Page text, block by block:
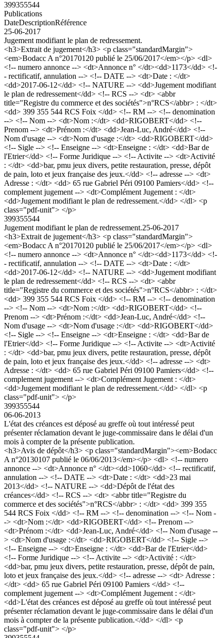
399355544
Publications
DateDescriptionRéférence
25-06-2017
Jugement modifiant le plan de redressement.
<h3>Extrait de jugement</h3> <p class="standardMargin">
<em>Bodacc A n°20170120 publié le 25/06/2017</em></p> <dl>
<!-- numero annonce --> <dt>Annonce n° </dt><dd>1173</dd> <!-
- rectificatif, annulation --> <!-- DATE --> <dt>Date : </dt>
<dd>2017-06-12</dd> <!-- NATURE --> <dd>Jugement modifiant
le plan de redressement</dd> <!-- RCS --> <dt> <abbr
title="Registre du commerce et des sociétés">n°RCS</abbr> : </dt>
<dd> 399 355 544 RCS Foix </dd> <!-- RM --> <!-- denomination
--> <!-- Nom --> <dt>Nom :</dt> <dd>RIGOBERT</dd> <!--
Prenom --> <dt>Prénom :</dt> <dd>Jean-Luc, André</dd> <!--
Nom d'usage --> <dt>Nom d'usage :</dt> <dd>RIGOBERT</dd>
<!-- Sigle --> <!-- Enseigne --> <dt>Enseigne : </dt> <dd>Bar de
l'Etrier</dd> <!-- Forme Juridique --> <!-- Activite --> <dt>Activité
: </dt> <dd>bar, pmu jeux divers, petite restauration, presse, dépôt
de pain, loto et jeux française des jeux.</dd> <!-- adresse --> <dt>
Adresse : </dt> <dd> 65 rue Gabriel Péri 09100 Pamiers</dd> <!--
complement jugement --> <dt>Complément Jugement : </dt>
<dd>Jugement modifiant le plan de redressement.</dd> </dl> <p
class="pdf-unit"> </p>
399355544
Jugement modifiant le plan de redressement.25-06-2017
<h3>Extrait de jugement</h3> <p class="standardMargin">
<em>Bodacc A n°20170120 publié le 25/06/2017</em></p> <dl>
<!-- numero annonce --> <dt>Annonce n° </dt><dd>1173</dd> <!-
- rectificatif, annulation --> <!-- DATE --> <dt>Date : </dt>
<dd>2017-06-12</dd> <!-- NATURE --> <dd>Jugement modifiant
le plan de redressement</dd> <!-- RCS --> <dt> <abbr
title="Registre du commerce et des sociétés">n°RCS</abbr> : </dt>
<dd> 399 355 544 RCS Foix </dd> <!-- RM --> <!-- denomination
--> <!-- Nom --> <dt>Nom :</dt> <dd>RIGOBERT</dd> <!--
Prenom --> <dt>Prénom :</dt> <dd>Jean-Luc, André</dd> <!--
Nom d'usage --> <dt>Nom d'usage :</dt> <dd>RIGOBERT</dd>
<!-- Sigle --> <!-- Enseigne --> <dt>Enseigne : </dt> <dd>Bar de
l'Etrier</dd> <!-- Forme Juridique --> <!-- Activite --> <dt>Activité
: </dt> <dd>bar, pmu jeux divers, petite restauration, presse, dépôt
de pain, loto et jeux française des jeux.</dd> <!-- adresse --> <dt>
Adresse : </dt> <dd> 65 rue Gabriel Péri 09100 Pamiers</dd> <!--
complement jugement --> <dt>Complément Jugement : </dt>
<dd>Jugement modifiant le plan de redressement.</dd> </dl> <p
class="pdf-unit"> </p>
399355544
06-06-2013
L'état des créances est déposé au greffe où tout intéressé peut
présenter réclamation devant le juge-commissaire dans le délai d'un
mois à compter de la présente publication.
<h3>Avis de dépôt</h3> <p class="standardMargin"><em>Bodacc
A n°20130107 publié le 06/06/2013</em></p> <dl> <!-- numero
annonce --> <dt>Annonce n° </dt><dd>1060</dd> <!-- rectificatif,
annulation --> <!-- DATE --> <dt>Date : </dt> <dd>23 mai
2013</dd> <!-- NATURE --> <dd>Dépôt de l'état des
créances</dd> <!-- RCS --> <dt> <abbr title="Registre du
commerce et des sociétés">n°RCS</abbr> : </dt> <dd> 399 355
544 RCS Foix </dd> <!-- RM --> <!-- denomination --> <!-- Nom -
-> <dt>Nom :</dt> <dd>RIGOBERT</dd> <!-- Prenom -->
<dt>Prénom :</dt> <dd>Jean-Luc, André</dd> <!-- Nom d'usage --
> <dt>Nom d'usage :</dt> <dd>RIGOBERT</dd> <!-- Sigle -->
<!-- Enseigne --> <dt>Enseigne : </dt> <dd>Bar de l'Etrier</dd>
<!-- Forme Juridique --> <!-- Activite --> <dt>Activité : </dt>
<dd>bar, pmu jeux divers, petite restauration, presse, dépôt de pain,
loto et jeux française des jeux.</dd> <!-- adresse --> <dt> Adresse :
</dt> <dd> 65 rue Gabriel Péri 09100 Pamiers </dd> <!--
complement jugement --> <dt>Complément Jugement : </dt>
<dd>L'état des créances est déposé au greffe où tout intéressé peut
présenter réclamation devant le juge-commissaire dans le délai d'un
mois à compter de la présente publication.</dd> </dl> <p
class="pdf-unit"> </p>